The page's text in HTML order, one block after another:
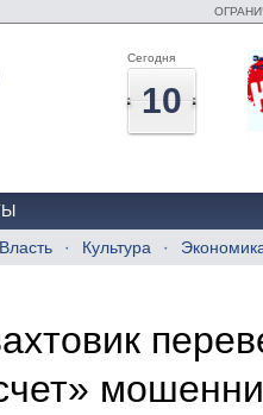
Сегодня
10
Власть Культура